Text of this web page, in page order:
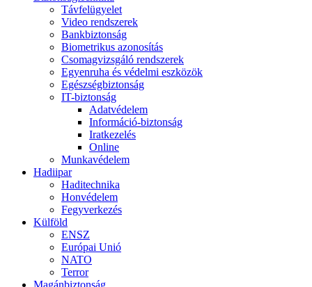
Távfelügyelet
Video rendszerek
Bankbiztonság
Biometrikus azonosítás
Csomagvizsgáló rendszerek
Egyenruha és védelmi eszközök
Egészségbiztonság
IT-biztonság
Adatvédelem
Információ-biztonság
Iratkezelés
Online
Munkavédelem
Hadiipar
Haditechnika
Honvédelem
Fegyverkezés
Külföld
ENSZ
Európai Unió
NATO
Terror
Magánbiztonság